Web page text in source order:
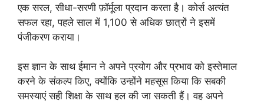
एक सरल, सीधा-सरणी फ़ॉर्मूला प्रदान करता है। कोर्स अत्यंत
सफल रहा, पहले साल में 1,100 से अधिक छात्रों ने इसमें
पंजीकरण कराया।
इस ज्ञान के साथ ईमान ने अपने प्रयोग और प्रभाव को इस्तेमाल
करने के संकल्प किए, क्योंकि उन्होंने महसूस किया कि सबकी
समस्याएं सही शिक्षा के साथ हल की जा सकती हैं। वह अपने